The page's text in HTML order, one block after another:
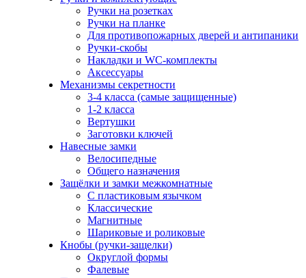
Ручки на розетках
Ручки на планке
Для противопожарных дверей и антипаники
Ручки-скобы
Накладки и WC-комплекты
Аксессуары
Механизмы секретности
3-4 класса (самые защищенные)
1-2 класса
Вертушки
Заготовки ключей
Навесные замки
Велосипедные
Общего назначения
Защёлки и замки межкомнатные
С пластиковым язычком
Классические
Магнитные
Шариковые и роликовые
Кнобы (ручки-защелки)
Округлой формы
Фалевые